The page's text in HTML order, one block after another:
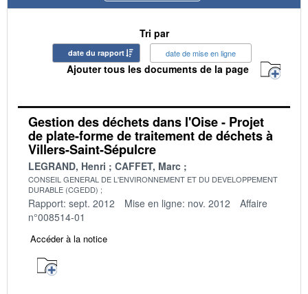
Tri par
date du rapport date de mise en ligne
Ajouter tous les documents de la page
Gestion des déchets dans l'Oise - Projet
de plate-forme de traitement de déchets à
Villers-Saint-Sépulcre
LEGRAND, Henri CAFFET, Marc
CONSEIL GENERAL DE L'ENVIRONNEMENT ET DU DEVELOPPEMENT
DURABLE (CGEDD)
Rapport: sept. 2012 Mise en ligne: nov. 2012
Affaire
n°008514-01
Accéder à la notice